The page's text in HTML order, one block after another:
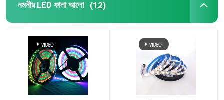
নমনীয় LED ফালা আলো (12)